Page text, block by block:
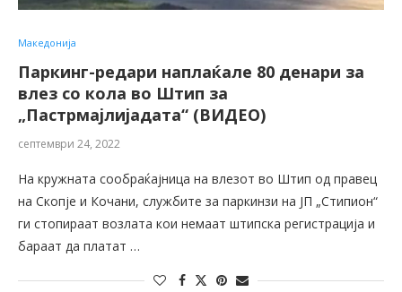
Македонија
Паркинг-редари наплаќале 80 денари за
влез со кола во Штип за
„Пастрмајлијадата“ (ВИДЕО)
септември 24, 2022
На кружната сообраќајница на влезот во Штип од правец
на Скопје и Кочани, службите за паркинзи на ЈП „Стипион“
ги стопираат возлата кои немаат штипска регистрација и
бараат да платат …